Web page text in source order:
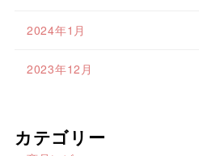
2024年1月
2023年12月
カテゴリー